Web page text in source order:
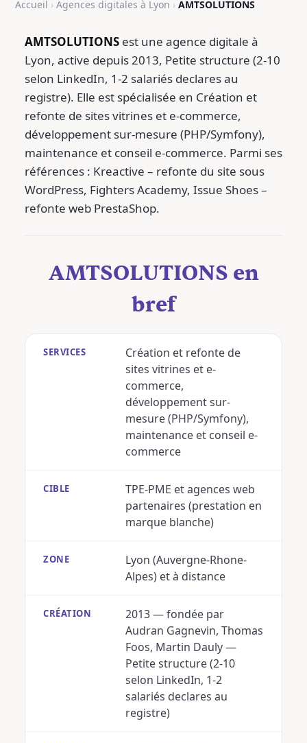
Accueil › Agences digitales à Lyon › AMTSOLUTIONS
AMTSOLUTIONS est une agence digitale à
Lyon, active depuis 2013, Petite structure (2-10
selon LinkedIn, 1-2 salariés declares au
registre). Elle est spécialisée en Création et
refonte de sites vitrines et e-commerce,
développement sur-mesure (PHP/Symfony),
maintenance et conseil e-commerce. Parmi ses
références : Kreactive – refonte du site sous
WordPress, Fighters Academy, Issue Shoes –
refonte web PrestaShop.
AMTSOLUTIONS en
bref
SERVICES
Création et refonte de
sites vitrines et e-
commerce,
développement sur-
mesure (PHP/Symfony),
maintenance et conseil e-
commerce
CIBLE
TPE-PME et agences web
partenaires (prestation en
marque blanche)
ZONE
Lyon (Auvergne-Rhone-
Alpes) et à distance
CRÉATION
2013 — fondée par
Audran Gagnevin, Thomas
Foos, Martin Dauly —
Petite structure (2-10
selon LinkedIn, 1-2
salariés declares au
registre)